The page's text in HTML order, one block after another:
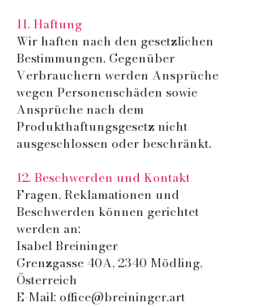
11. Haftung
Wir haften nach den gesetzlichen
Bestimmungen. Gegenüber
Verbrauchern werden Ansprüche
wegen Personenschäden sowie
Ansprüche nach dem
Produkthaftungsgesetz nicht
ausgeschlossen oder beschränkt.
12. Beschwerden und Kontakt
Fragen, Reklamationen und
Beschwerden können gerichtet
werden an:
Isabel Breininger
Grenzgasse 40A, 2340 Mödling,
Österreich
E-Mail: office@breininger.art